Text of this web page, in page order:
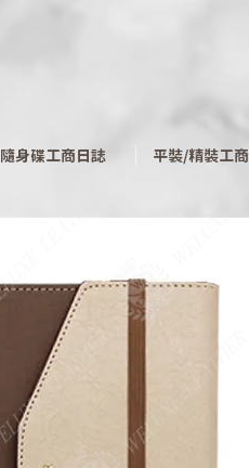
​隨身碟工商日誌 平裝/精裝工